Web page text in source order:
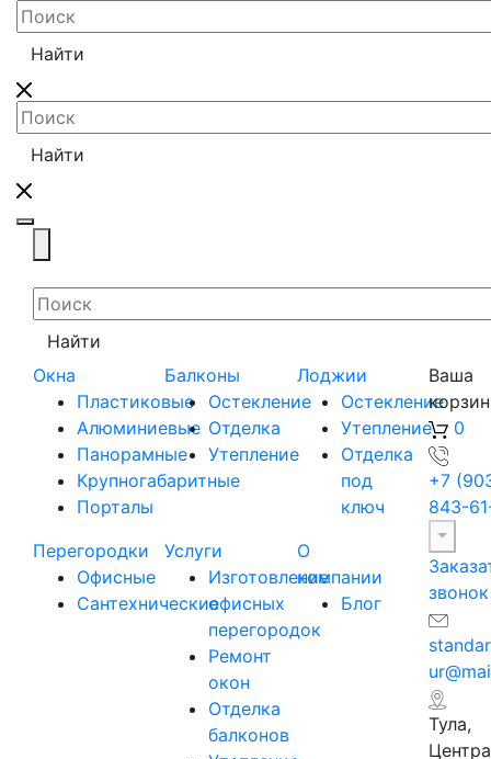
Найти
Найти
Toggle navigation
Найти
Окна
Пластиковые
Алюминиевые
Панорамные
Крупногабаритные
Порталы
Балконы
Остекление
Отделка
Утепление
Лоджии
Остекление
Утепление
Отделка
под
ключ
Перегородки
Офисные
Сантехнические
Услуги
Изготовление
офисных
перегородок
Ремонт
окон
Отделка
балконов
О
компании
Блог
Ваша
0
+7
843-
звонок
Тула,